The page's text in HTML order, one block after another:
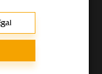
vous